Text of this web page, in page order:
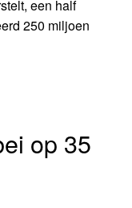
een half
250 miljoen
op 35